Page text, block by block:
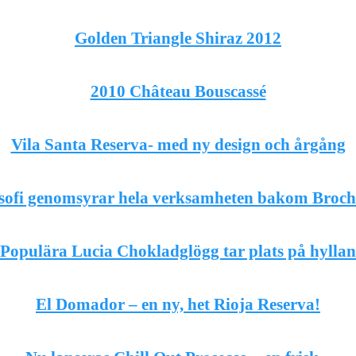
Golden Triangle Shiraz 2012
2010 Château Bouscassé
Vila Santa Reserva- med ny design och årgång
genomsyrar hela verksamheten bakom
Populära Lucia Chokladglögg tar plats på hyllan
El Domador – en ny, het Rioja Reserva!